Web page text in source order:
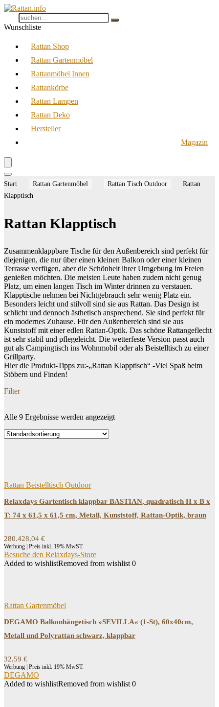
Wunschliste
Rattan Shop
Rattan Gartenmöbel
Rattanmöbel Innen
Rattankörbe
Rattan Lampen
Rattan Deko
Hersteller
Magazin
Start Rattan Gartenmöbel Rattan Tisch Outdoor
Rattan
Klapptisch
Rattan Klapptisch
Zusammenklappbare Tische für den Außenbereich sind perfekt für
diejenigen, die nur über einen kleinen Balkon oder einer kleinen
Terrasse verfügen, aber die Schönheit ihrer Umgebung im Freien
genießen möchten. Die meisten Leute haben zudem nicht genug
Platz, um einen langen Tisch im Winter drinnen zu verstauen.
Klapptische nehmen bei Nichtgebrauch sehr wenig Platz ein.
Besonders leicht und stilvoll sind sie aus Rattan. Das Design ist
schlicht und dennoch ästhetisch ansprechend. Sie sind perfekt für
ein modernes Zuhause. Für den Außenbereich sind sie aus
Kunststoff mit einer edlen Rattan-Optik. Das schöne Rattangeflecht
ist sehr stabil und pflegeleicht. Die wetterfeste Version passt auch
gut als Campingtisch ins Wohnmobil oder als Beistelltisch zu einer
Grillparty.
Hier die Produkt-Tipps zu:-„Rattan Klapptisch“ -Viel Spaß beim
Stöbern und Finden!
Filter
Dein Budget
Price filter
Alle 9 Ergebnisse werden angezeigt
Rattan Beistelltisch Outdoor
Relaxdays Gartentisch klappbar BASTIAN, quadratisch H x B x
T: 74 x 61,5 x 61,5 cm, Metall, Kunststoff, Rattan-Optik, braun
280.428,04 €
Werbung | Preis inkl. 19% MwST.
Besuche den Relaxdays-Store
Added to wishlistRemoved from wishlist 0
Rattan Gartenmöbel
DEGAMO Balkonhängetisch »SEVILLA« (1-St), 60x40cm,
Metall und Polyrattan schwarz, klappbar
32,59 €
Werbung | Preis inkl. 19% MwST.
DEGAMO
Added to wishlistRemoved from wishlist 0